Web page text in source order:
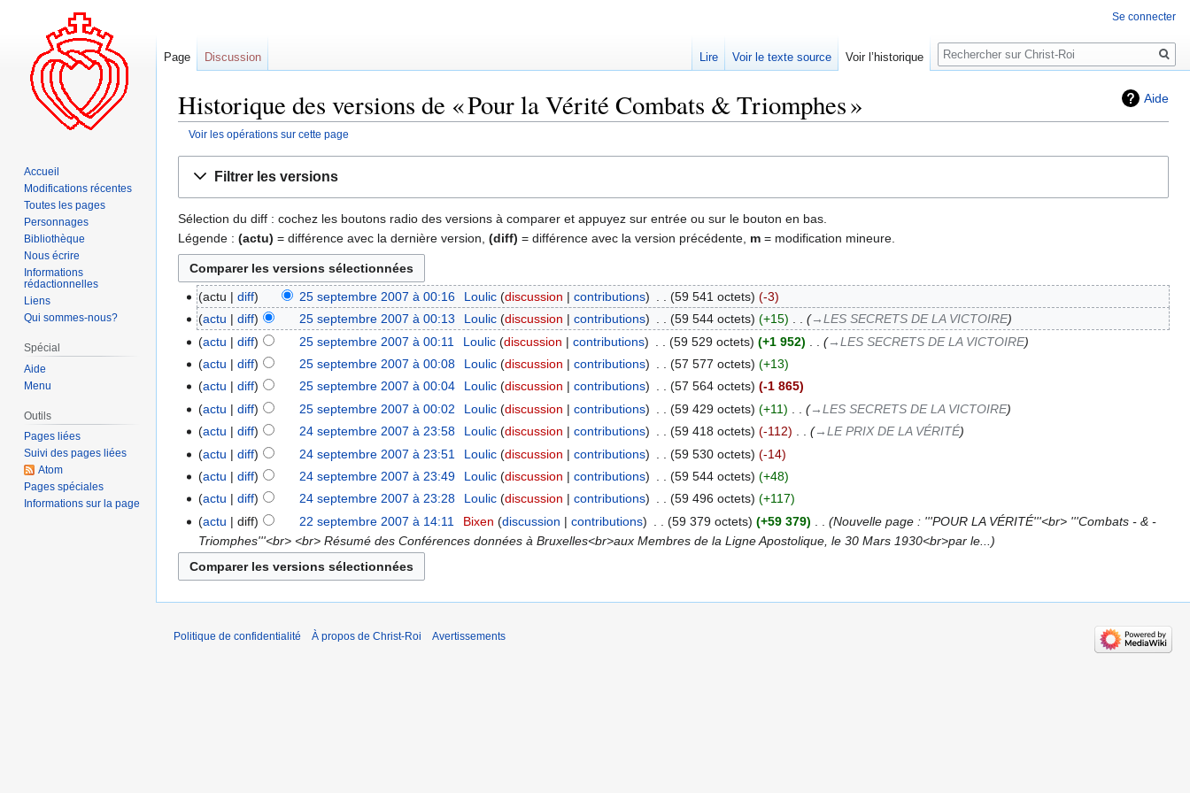
Aide
Historique des versions de « Pour la Vérité Combats & Triomphes »
Voir les opérations sur cette page
navigation
recherche
Filtrer les versions
Sélection du diff : cochez les boutons radio des versions à comparer et appuyez sur entrée ou sur le bouton en bas.
Légende : (actu) = différence avec la dernière version, (diff) = différence avec la version précédente, m = modification mineure.
actu diff 25 septembre 2007 à 00:16 Loulic discussion contributions 59 541 octets
-3
actu
diff 25 septembre 2007 à 00:13 Loulic discussion contributions 59 544 octets +15
→‎LES SECRETS DE LA VICTOIRE
actu
diff 25 septembre 2007 à 00:11 Loulic discussion contributions 59 529 octets +1 952
→‎LES SECRETS DE LA VICTOIRE
actu
diff 25 septembre 2007 à 00:08 Loulic discussion contributions 57 577 octets
+13
actu
diff 25 septembre 2007 à 00:04 Loulic discussion contributions 57 564 octets
-1 865
actu
diff 25 septembre 2007 à 00:02 Loulic discussion contributions 59 429 octets +11
→‎LES SECRETS DE LA VICTOIRE
actu
diff 24 septembre 2007 à 23:58 Loulic discussion contributions 59 418 octets -112
→‎LE PRIX DE LA VÉRITÉ
actu
diff 24 septembre 2007 à 23:51 Loulic discussion contributions 59 530 octets
-14
actu
diff 24 septembre 2007 à 23:49 Loulic discussion contributions 59 544 octets
+48
actu
diff 24 septembre 2007 à 23:28 Loulic discussion contributions 59 496 octets
+117
actu
diff 22 septembre 2007 à 14:11 Bixen discussion contributions 59 379 octets +59 379
Nouvelle page : '''POUR LA VÉRITÉ'''<br> '''Combats - & -
Triomphes'''<br> <br> Résumé des Conférences données à Bruxelles<br>aux Membres de la Ligne Apostolique, le 30 Mars 1930<br>par le...
Se connecter
Page Discussion Lire Voir le texte source Voir l’historique
Rechercher
Accueil
Modifications récentes
Toutes les pages
Personnages
Bibliothèque
Nous écrire
Informations
rédactionnelles
Liens
Qui sommes-nous?
Spécial
Aide
Menu
Outils
Pages liées
Suivi des pages liées
Atom
Pages spéciales
Informations sur la page
Politique de confidentialité À propos de Christ-Roi Avertissements